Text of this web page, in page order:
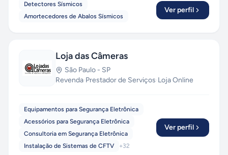
Detectores Sísmicos
Amortecedores de Abalos Sísmicos
Ver perfil
Loja das Câmeras
São Paulo - SP
Revenda·Prestador de Serviços·Loja Online
Equipamentos para Segurança Eletrônica
Acessórios para Segurança Eletrônica
Consultoria em Segurança Eletrônica
Instalação de Sistemas de CFTV
+32
Ver perfil